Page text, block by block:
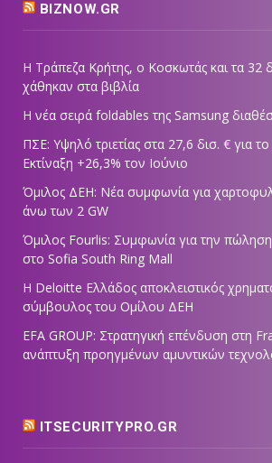
BIZNOW.GR
Η Τράπεζα Κρήτης, ο Κοσκωτάς και τα 32
χάθηκαν στα βιβλία
Η νέα σειρά foldables της Samsung
ΠΣΕ: Υψηλό τριετίας στα 27,6 δισ. € για
Εκτίναξη +26,3% τον Ιούνιο
Όμιλος ΔΕΗ: Νέα συμφωνία για
άνω των 2 GW
Όμιλος Fourlis: Συμφωνία για την
στο Sofia South Ring Mall
Η Deloitte Ελλάδος αποκλειστικός
σύμβουλος του Ομίλου ΔΕΗ
EFA GROUP: Στρατηγική επένδυση στη
ανάπτυξη προηγμένων αμυντικών
ITSECURITYPRO.GR